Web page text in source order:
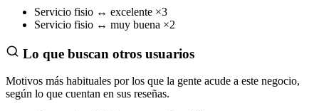
Servicio fisio ↔ excelente ×3
Servicio fisio ↔ muy buena ×2
Lo que buscan otros usuarios
Motivos más habituales por los que la gente acude a este negocio,
según lo que cuentan en sus reseñas.